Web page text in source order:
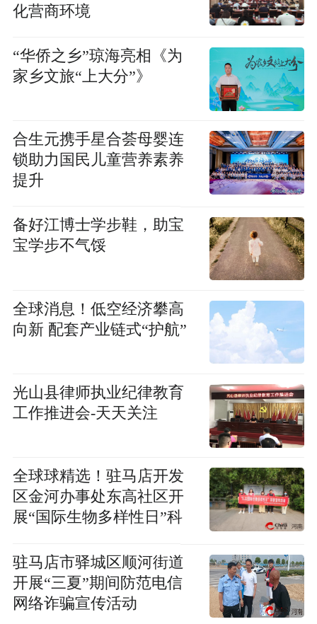
化营商环境
“华侨之乡”琼海亮相《为
家乡文旅“上大分”》
合生元携手星合荟母婴连
锁助力国民儿童营养素养
提升
备好江博士学步鞋，助宝
宝学步不气馁
全球消息！低空经济攀高
向新 配套产业链式“护航”
光山县律师执业纪律教育
工作推进会-天天关注
全球球精选！驻马店开发
区金河办事处东高社区开
展“国际生物多样性日”科
驻马店市驿城区顺河街道
开展“三夏”期间防范电信
网络诈骗宣传活动